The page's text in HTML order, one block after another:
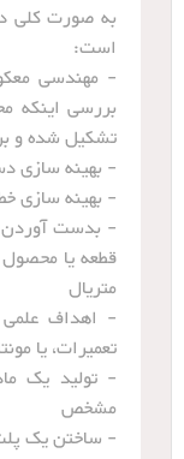
به صورت کلی
است:
- مهندسی
بررسی اینکه
تشکیل شده و
- بهینه سازی
- بهینه سازی
- بدست
قطعه یا
متریال
- اهداف علمی
تعمیرات، یا
- تولید یک
مشخص
- ساختن یک